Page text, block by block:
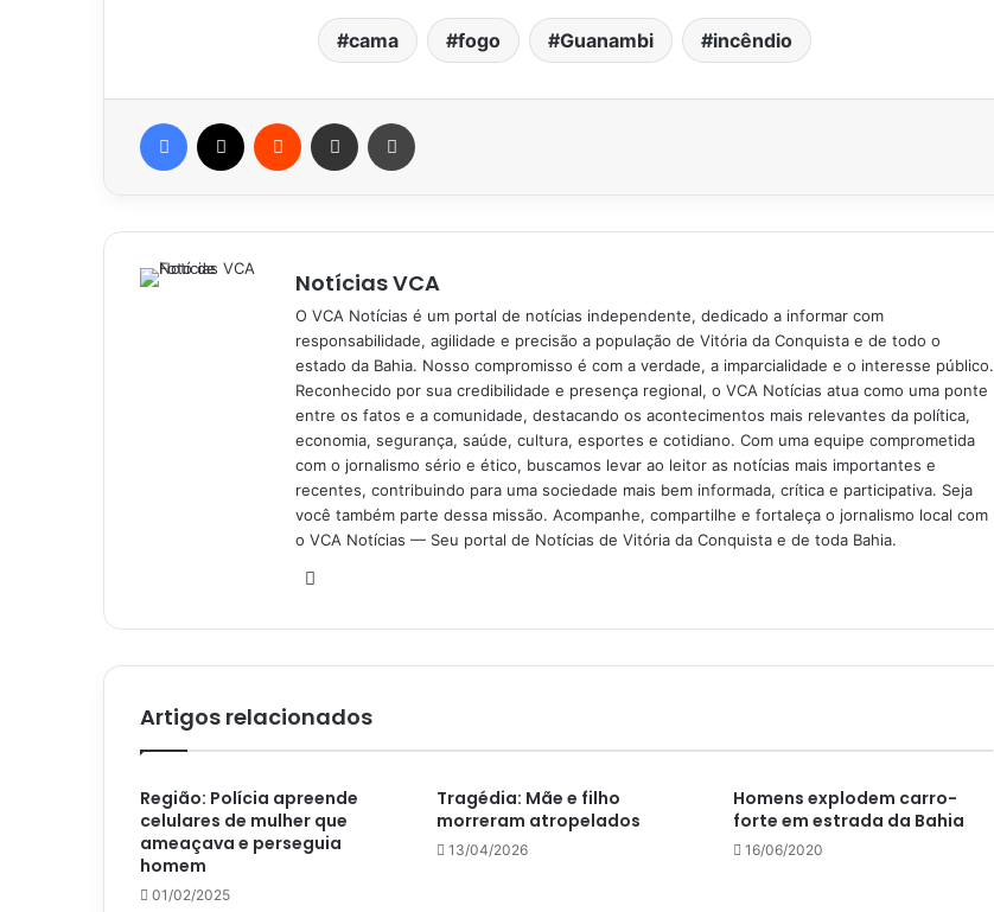
cama fogo Guanambi incêndio
Facebook Reddit Compartilhar via e-mail
Notícias VCA
O VCA Notícias é um portal de notícias independente, dedicado a informar com
responsabilidade, agilidade e precisão a população de Vitória da Conquista e de todo o
estado da Bahia. Nosso compromisso é com a verdade, a imparcialidade e o interesse público.
Reconhecido por sua credibilidade e presença regional, o VCA Notícias atua como uma ponte
entre os fatos e a comunidade, destacando os acontecimentos mais relevantes da política,
economia, segurança, saúde, cultura, esportes e cotidiano. Com uma equipe comprometida
com o jornalismo sério e ético, buscamos levar ao leitor as notícias mais importantes e
recentes, contribuindo para uma sociedade mais bem informada, crítica e participativa. Seja
você também parte dessa missão. Acompanhe, compartilhe e fortaleça o jornalismo local com
o VCA Notícias — Seu portal de Notícias de Vitória da Conquista e de toda Bahia.
Artigos relacionados
Região: Polícia apreende
celulares de mulher que
ameaçava e perseguia
homem
01/02/2025
Tragédia: Mãe e filho
morreram atropelados
13/04/2026
Homens explodem carro-
forte em estrada da Bahia
16/06/2020